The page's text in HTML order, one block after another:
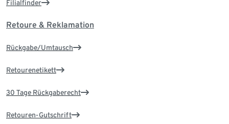
Filialfinder
Retoure & Reklamation
Rückgabe/Umtausch
Retourenetikett
30 Tage Rückgaberecht
Retouren-Gutschrift